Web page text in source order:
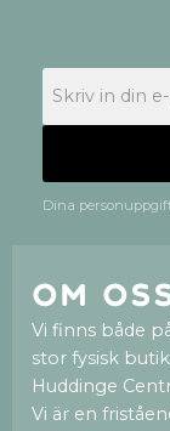
Dina
Om
Vi finns både
stor fysisk
Huddinge
Vi är en